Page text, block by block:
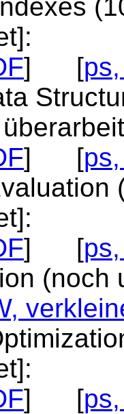
] [
] [
] [
] [